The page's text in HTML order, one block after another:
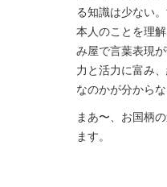
る知識は少ない
本人のことを理
み屋で言葉表現
力と活力に富み
なのかが分からな
まあ〜、お国柄
ます。